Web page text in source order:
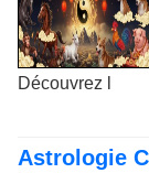
Découvrez l
Astrologie